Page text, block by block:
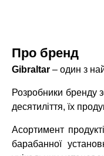
Про бренд
Gibraltar – один з
Розробники бренду
десятиліття, їх
Асортимент
барабанної